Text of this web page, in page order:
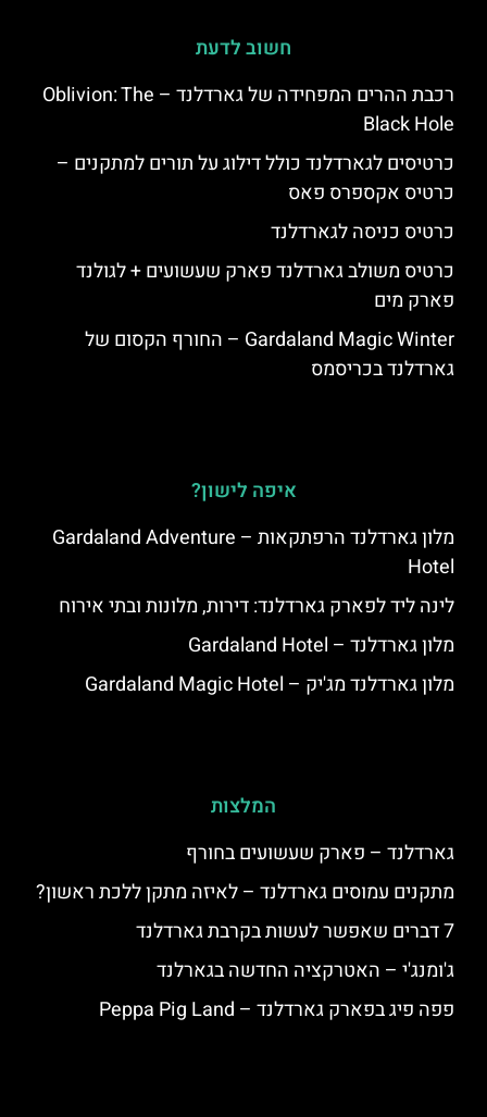
חשוב לדעת
רכבת ההרים המפחידה של גארדלנד – Oblivion: The
Black Hole
כרטיסים לגארדלנד כולל דילוג על תורים למתקנים –
כרטיס אקספרס פאס
כרטיס כניסה לגארדלנד
כרטיס משולב גארדלנד פארק שעשועים + לגולנד
פארק מים
Gardaland Magic Winter – החורף הקסום של
גארדלנד בכריסמס
איפה לישון?
מלון גארדלנד הרפתקאות – Gardaland Adventure
Hotel
לינה ליד לפארק גארדלנד: דירות, מלונות ובתי אירוח
מלון גארדלנד – Gardaland Hotel
מלון גארדלנד מג'יק – Gardaland Magic Hotel
המלצות
גארדלנד – פארק שעשועים בחורף
מתקנים עמוסים גארדלנד – לאיזה מתקן ללכת ראשון?
7 דברים שאפשר לעשות בקרבת גארדלנד
ג'ומנג'י – האטרקציה החדשה בגארלנד
פפה פיג בפארק גארדלנד – Peppa Pig Land